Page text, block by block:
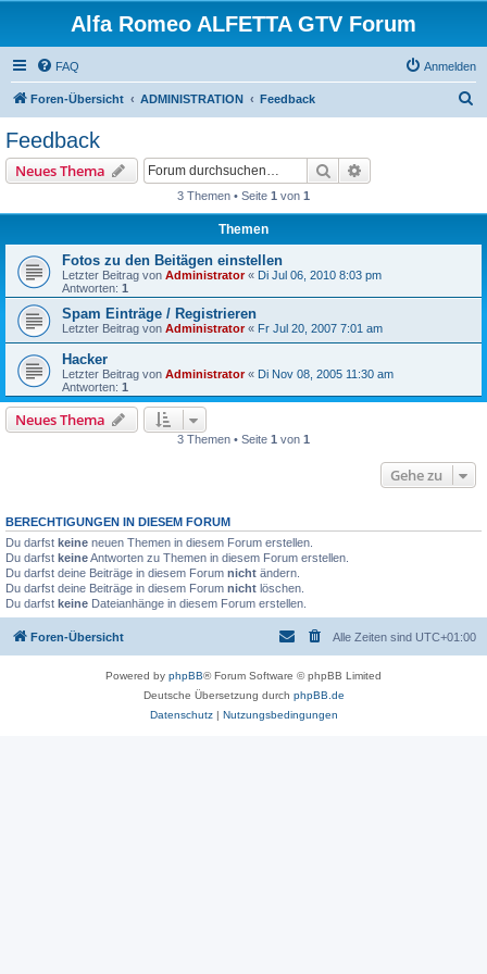
Alfa Romeo ALFETTA GTV Forum
FAQ Anmelden
Foren-Übersicht ADMINISTRATION Feedback
Feedback
Neues Thema Suche
3 Themen • Seite 1 von 1
Themen
Fotos zu den Beitägen einstellen
Letzter Beitrag von Administrator« Di Jul 06, 2010 8:03 pm
Antworten: 1
Spam Einträge / Registrieren
Letzter Beitrag von Administrator« Fr Jul 20, 2007 7:01 am
Hacker
Letzter Beitrag von Administrator« Di Nov 08, 2005 11:30 am
Antworten: 1
Neues Thema
3 Themen • Seite 1 von 1
Gehe zu
BERECHTIGUNGEN IN DIESEM FORUM
Du darfst keine neuen Themen in diesem Forum erstellen.
Du darfst keineAntworten zu Themen in diesem Forum erstellen.
Du darfst deine Beiträge in diesem Forum nicht ändern.
Du darfst deine Beiträge in diesem Forum nicht löschen.
Du darfst keine Dateianhänge in diesem Forum erstellen.
Foren-Übersicht Alle Zeiten sind UTC+01:00
Powered by phpBB® Forum Software © phpBB Limited
Deutsche Übersetzung durch phpBB.de
Datenschutz| Nutzungsbedingungen